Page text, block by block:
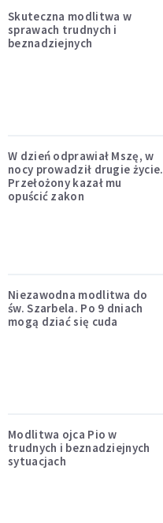
Skuteczna modlitwa w
sprawach trudnych i
beznadziejnych
W dzień odprawiał Mszę, w
nocy prowadził drugie życie.
Przełożony kazał mu
opuścić zakon
Niezawodna modlitwa do
św. Szarbela. Po 9 dniach
mogą dziać się cuda
Modlitwa ojca Pio w
trudnych i beznadziejnych
sytuacjach